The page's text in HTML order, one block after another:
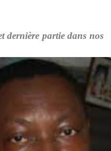
dernière partie dans nos